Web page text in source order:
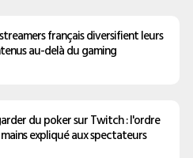
français diversifient leurs
au-delà du gaming
du poker sur Twitch : l'ordre
expliqué aux spectateurs